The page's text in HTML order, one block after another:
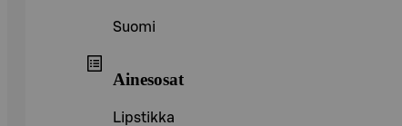
Suomi
Ainesosat
Lipstikka